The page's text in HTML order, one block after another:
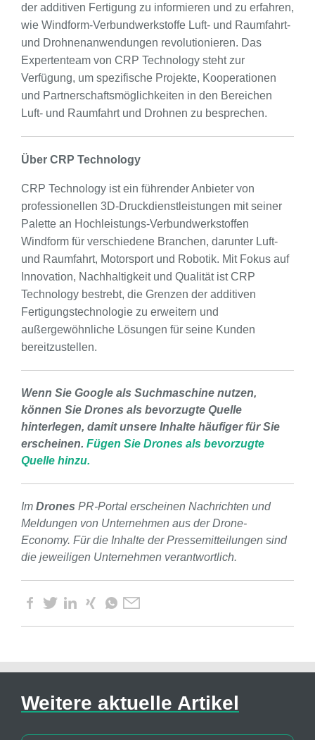
der additiven Fertigung zu informieren und zu erfahren,
wie Windform-Verbundwerkstoffe Luft- und Raumfahrt-
und Drohnenanwendungen revolutionieren. Das
Expertenteam von CRP Technology steht zur
Verfügung, um spezifische Projekte, Kooperationen
und Partnerschaftsmöglichkeiten in den Bereichen
Luft- und Raumfahrt und Drohnen zu besprechen.
Über CRP Technology
CRP Technology ist ein führender Anbieter von
professionellen 3D-Druckdienstleistungen mit seiner
Palette an Hochleistungs-Verbundwerkstoffen
Windform für verschiedene Branchen, darunter Luft-
und Raumfahrt, Motorsport und Robotik. Mit Fokus auf
Innovation, Nachhaltigkeit und Qualität ist CRP
Technology bestrebt, die Grenzen der additiven
Fertigungstechnologie zu erweitern und
außergewöhnliche Lösungen für seine Kunden
bereitzustellen.
Wenn Sie Google als Suchmaschine nutzen,
können Sie Drones als bevorzugte Quelle
hinterlegen, damit unsere Inhalte häufiger für Sie
erscheinen. Fügen Sie Drones als bevorzugte
Quelle hinzu.
Im Drones PR-Portal erscheinen Nachrichten und
Meldungen von Unternehmen aus der Drone-
Economy. Für die Inhalte der Pressemitteilungen sind
die jeweiligen Unternehmen verantwortlich.
Weitere aktuelle Artikel